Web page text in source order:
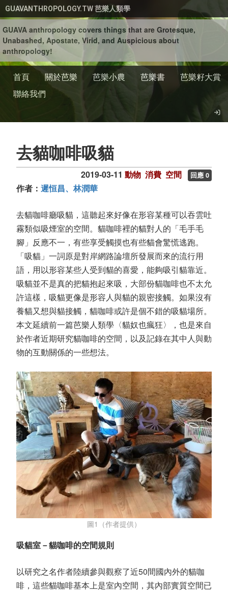
移至主內容
GUAVANTHROPOLOGY.TW 芭樂人類學
GUAVA anthropology covers things that are Grotesque,
Unabashed, Apostate, Virid, and Auspicious about
anthropology!
首頁 關於芭樂 芭樂小農 芭樂書
芭樂籽大賞
聯絡我們
去貓咖啡吸貓
2019-03-11 動物 消費 空間 回應 0
作者： 遲恒昌、林潤華
去貓咖啡廳吸貓，這聽起來好像在形容某種可以吞雲吐
霧類似吸煙室的空間。貓咖啡裡的貓對人的「毛手毛
腳」反應不一，有些享受觸摸也有些貓會驚慌逃跑。
「吸貓」一詞原是對岸網路論壇所發展而來的流行用
語，用以形容某些人受到貓的喜愛，能夠吸引貓靠近。
吸貓並不是真的把貓抱起來吸，大部份貓咖啡也不太允
許這樣，吸貓更像是形容人與貓的親密接觸。如果沒有
養貓又想與貓接觸，貓咖啡或許是個不錯的吸貓場所。
本文延續前一篇芭樂人類學〈貓奴也瘋狂〉，也是來自
於作者近期研究貓咖啡的空間，以及記錄在其中人與動
物的互動關係的一些想法。
圖1（作者提供）
吸貓室－貓咖啡的空間規則
以研究之名作者陸續參與觀察了近50間國內外的貓咖
啡，這些貓咖啡基本上是室內空間，其內部實質空間已